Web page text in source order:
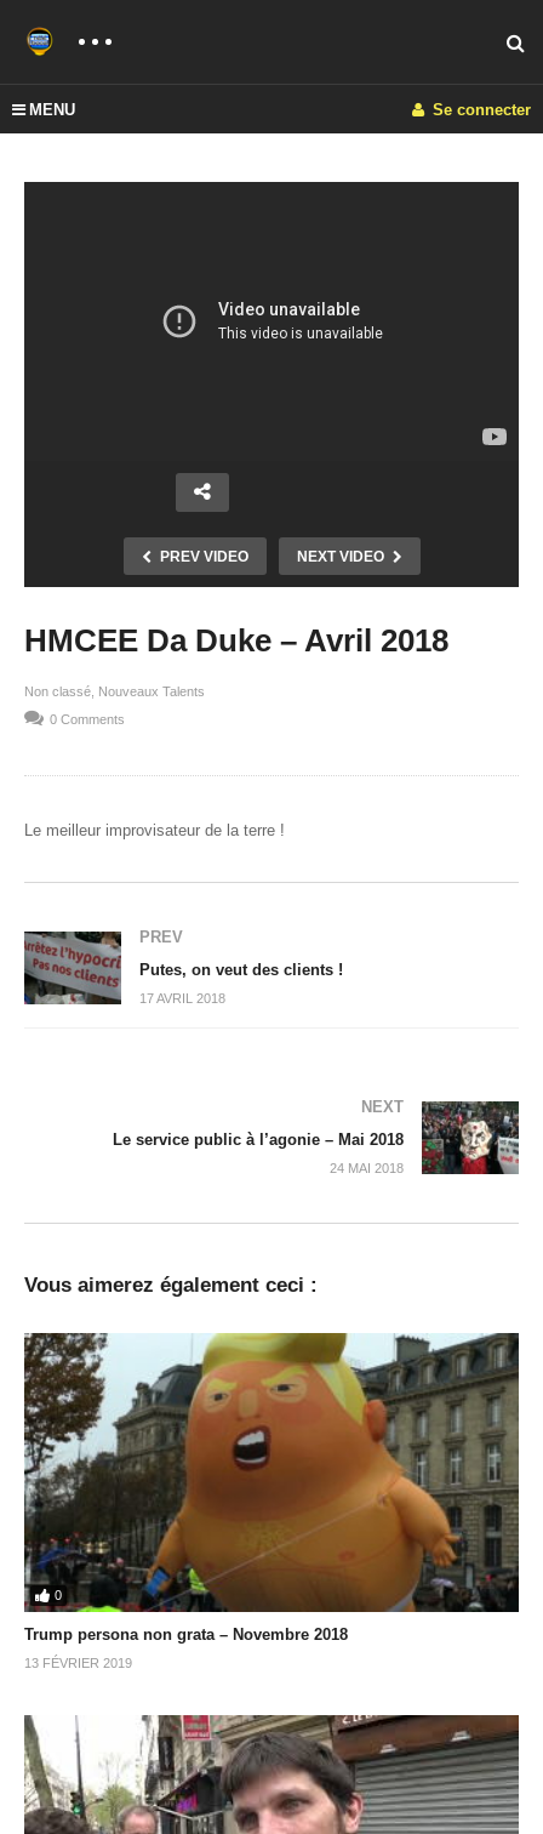
MENU Se connecter
PREV VIDEO NEXT VIDEO
HMCEE Da Duke – Avril 2018
Non classé
Nouveaux Talents
0 Comments
Le meilleur improvisateur de la terre !
PREV
Putes, on veut des clients !
17 AVRIL 2018
NEXT
Le service public à l’agonie – Mai 2018
24 MAI 2018
Vous aimerez également ceci :
0
Trump persona non grata – Novembre 2018
13 FÉVRIER 2019